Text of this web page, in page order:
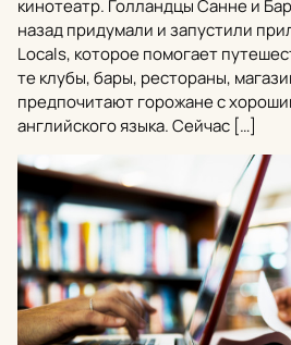
кинотеатр. Голландцы Санне и
назад придумали и запустили
Locals, которое помогает
те клубы, бары, рестораны,
предпочитают горожане с
английского языка. Сейчас […]